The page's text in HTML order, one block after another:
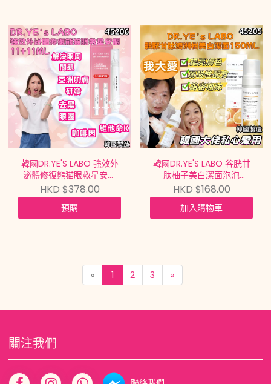
韓國DR.YE'S LABO 強效外
泌體修復熊猫眼救星安瓶
DARK CIRCLE EYE
ESSENCE 11+11ML【買滿
$699包郵 | 7/8截單 | 預計
9月中到貨 |
HKD $378.00
預購
韓國DR.YE'S LABO 谷胱甘
肽柚子美白潔面泡泡
PERFECT BUBBLE FOAM
150ML【買滿$699包郵 |
7/8截單 | 預計9月中到貨 |
20260802A(45205.)】
HKD $168.00
加入購物車
« 1 2 3 »
關注我們